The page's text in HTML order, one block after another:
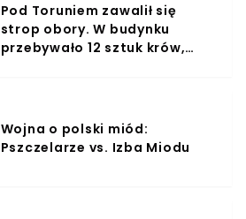
Pod Toruniem zawalił się
strop obory. W budynku
przebywało 12 sztuk krów,
Wojna o polski miód:
Pszczelarze vs. Izba Miodu